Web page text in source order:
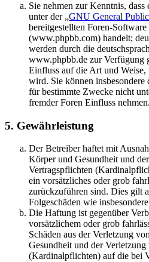
Sie nehmen zur Kenntnis,
unter der „GNU General
bereitgestellten Foren-
(www.phpbb.com) handelt;
werden durch die
www.phpbb.de zur Verfügung
Einfluss auf die Art und
wird. Sie können
für bestimmte Zwecke nicht
fremder Foren Einfluss nehmen.
5. Gewährleistung
Der Betreiber haftet mit
Körper und Gesundheit und
Vertragspflichten
ein vorsätzliches oder grob
zurückzuführen sind. Dies gilt
Folgeschäden wie
Die Haftung ist gegenüber
vorsätzlichem oder grob
Schäden aus der Verletzung
Gesundheit und der
(Kardinalpflichten) auf die bei